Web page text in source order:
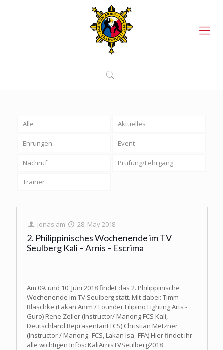
Alle Aktuelles
Ehrungen Event
Nachruf Prüfung/Lehrgang
Trainer
jonas am 28. May 2018
2. Philippinisches Wochenende im TV
Seulberg Kali – Arnis – Escrima
Am 09. und 10. Juni 2018 findet das 2. Philippinische
Wochenende im TV Seulberg statt. Mit dabei: Timm
Blaschke (Lakan Anim / Founder Filipino Fighting Arts -
Guro) Rene Zeller (Instructor/ Manong FCS Kali,
Deutschland Repräsentant FCS) Christian Metzner
(Instructor / Manong -FCS, Lakan Isa -FFA) Hier findet ihr
alle wichtigen Infos: KaliArnisTVSeulberg2018